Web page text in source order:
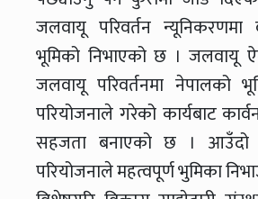
जलवायू परिवर्तन न्यूनिकरणमा
भूमिको निभाएको छ । जलवायू
जलवायू परिवर्तनमा नेपालको
परियोजनाले गरेको कार्यबाट
सहजता बनाएको छ । आउँदो
परियोजनाले महत्वपूर्ण भुमिका